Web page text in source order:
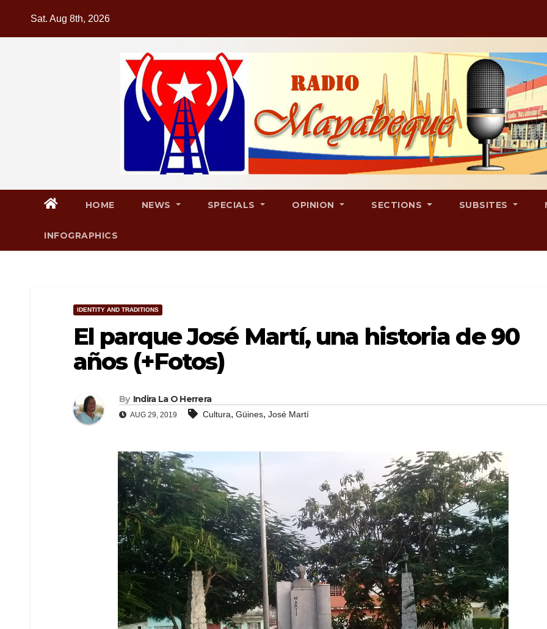
Sat. Aug 8th, 2026
HOME NEWS SPECIALS OPINION SECTIONS SUBSITES
INFOGRAPHICS
IDENTITY AND TRADITIONS
El parque José Martí, una historia de 90
años (+Fotos)
By Indira La O Herrera
AUG 29, 2019 Cultura, Güines, José Martí